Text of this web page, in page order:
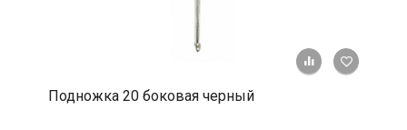
+ К
Подножка 20 боковая черный